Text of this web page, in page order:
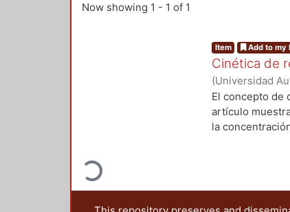
Now showing 1 - 1 of 1
Loading...
Item Add to my
Cinética de
(Universidad
Departamento
Luz;
El concepto de
artículo
la